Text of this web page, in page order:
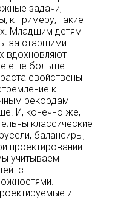
задачи,
к примеру, такие
Младшим детям
за старшими
вдохновляют
еще больше.
свойствены
к
рекордам
И, конечно же,
классические
балансиры,
проектировании
учитываем
с
и